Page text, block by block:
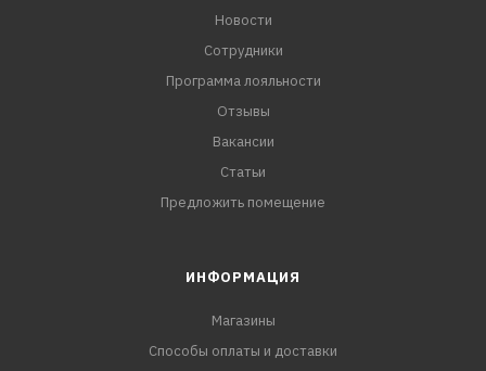
Новости
Сотрудники
Программа лояльности
Отзывы
Вакансии
Статьи
Предложить помещение
ИНФОРМАЦИЯ
Магазины
Способы оплаты и доставки